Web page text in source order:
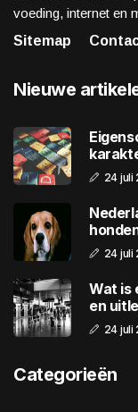
voeding, internet en
Sitemap
Nieuwe
24 juli
24 juli
Wat is
en
24 juli
Categorieën